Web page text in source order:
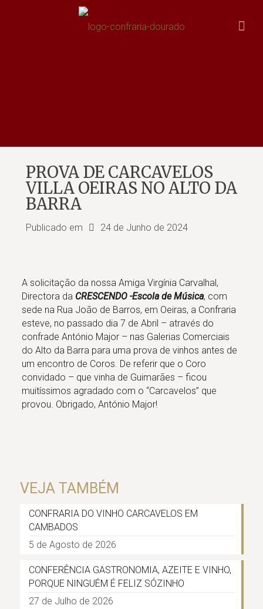
PROVA DE CARCAVELOS
VILLA OEIRAS NO ALTO DA
BARRA
Publicado em 24 de Junho de 2024
A solicitação da nossa Amiga Virgínia Carvalhal,
Directora da CRESCENDO -Escola de Música, com
sede na Rua João de Barros, em Oeiras, a Confraria
esteve, no passado dia 7 de Abril – através do
confrade António Major – nas Galerias Comerciais
do Alto da Barra para uma prova de vinhos antes de
um encontro de Coros. De referir que o Coro
convidado – que vinha de Guimarães – ficou
muitíssimos agradado com o “Carcavelos” que
provou. Obrigado, António Major!
VEJA TAMBÉM
CONFRARIA DO VINHO CARCAVELOS EM
CAMBADOS
5 de Agosto de 2026
CONFERÊNCIA GASTRONOMIA, AZEITE E VINHO,
PORQUE NINGUÉM É FELIZ SÓZINHO
27 de Julho de 2026